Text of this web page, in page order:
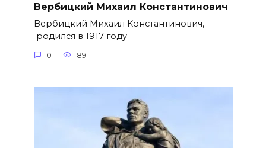
Вербицкий Михаил Константинович
Вербицкий Михаил Константинович,
родился в 1917 году
0 89